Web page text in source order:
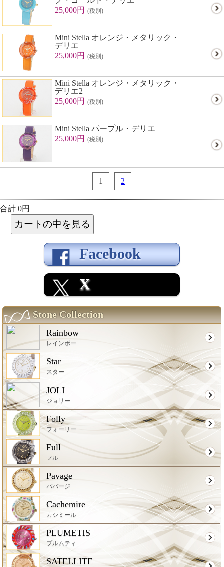
25,000円 (税別)
Mini Stella オレンジ・メタリック・
デリエ
25,000円 (税別)
Mini Stella オレンジ・メタリック・
デリエ2
25,000円 (税別)
Mini Stella パープル・デリエ
25,000円 (税別)
1 2
合計 0円
Facebook
X
Stone Collection
Rainbow
レインボー
Star
スター
JOLI
ジョリー
Folly
フォーリー
Full
フル
Pavage
パバージ
Cachemire
カシミール
PLUMETIS
プルムティ
SATELLITE